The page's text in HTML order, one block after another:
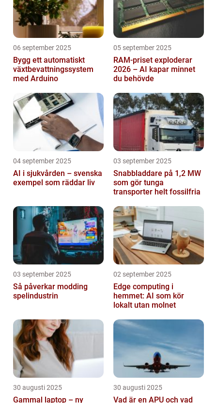
06 september 2025
Bygg ett automatiskt
växtbevattningssystem
med Arduino
05 september 2025
RAM-priset exploderar
2026 – AI kapar minnet
du behövde
04 september 2025
AI i sjukvården – svenska
exempel som räddar liv
03 september 2025
Snabbladdare på 1,2 MW
som gör tunga
transporter helt fossilfria
03 september 2025
Så påverkar modding
spelindustrin
02 september 2025
Edge computing i
hemmet: AI som kör
lokalt utan molnet
30 augusti 2025
Gammal laptop – ny
30 augusti 2025
Vad är en APU och vad